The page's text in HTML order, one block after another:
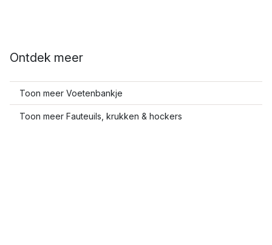
Ontdek meer
Toon meer Voetenbankje
Toon meer Fauteuils, krukken & hockers